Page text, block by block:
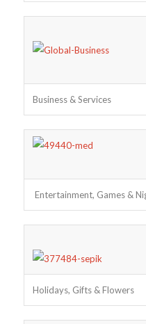
Business & Services
Entertainment, Games &
Holidays, Gifts & Flowers